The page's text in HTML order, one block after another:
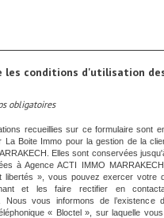
les conditions d'utilisation
obligatoires
recueillies sur ce formulaire sont
La Boite Immo pour la gestion de la
Elles sont conservées
à Agence ACTI IMMO
libertés », vous pouvez exercer votre
et les faire rectifier en
Nous vous informons de l’existence
« Bloctel », sur laquelle